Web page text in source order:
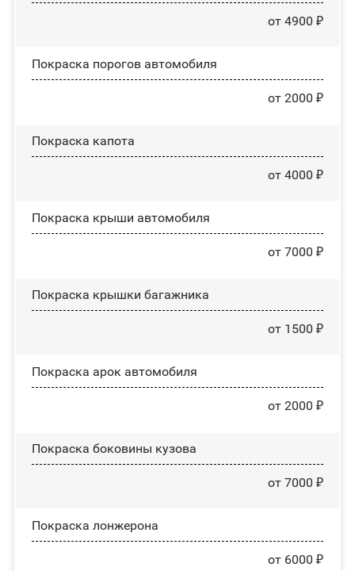
от 4900 ₽
Покраска порогов автомобиля
от 2000 ₽
Покраска капота
от 4000 ₽
Покраска крыши автомобиля
от 7000 ₽
Покраска крышки багажника
от 1500 ₽
Покраска арок автомобиля
от 2000 ₽
Покраска боковины кузова
от 7000 ₽
Покраска лонжерона
от 6000 ₽